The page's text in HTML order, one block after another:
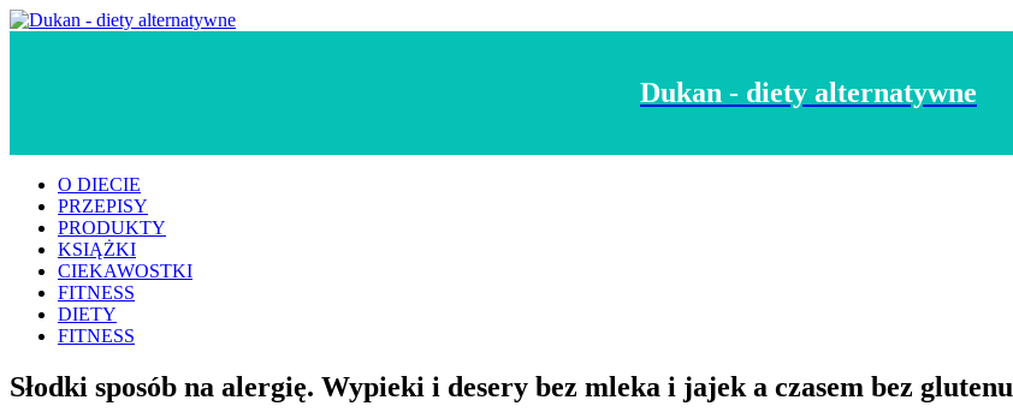
Dukan - diety alternatywne
O DIECIE
PRZEPISY
PRODUKTY
KSIĄŻKI
CIEKAWOSTKI
FITNESS
DIETY
FITNESS
Słodki sposób na alergię. Wypieki i desery bez mleka i jajek a czasem bez glutenu